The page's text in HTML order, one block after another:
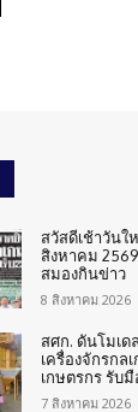
สวัสดีเช้าวันใ
สิงหาคม
สมองกินข่าว
8 สิงหาคม 2026
สศก. ดันโมเด
เครื่องจักรกล
เกษตรกร รับ
7 สิงหาคม 2026